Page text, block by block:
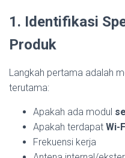
1. Identifikasi
Produk
Langkah pertama adalah
terutama:
Apakah ada modul
Apakah terdapat Wi-
Frekuensi kerja